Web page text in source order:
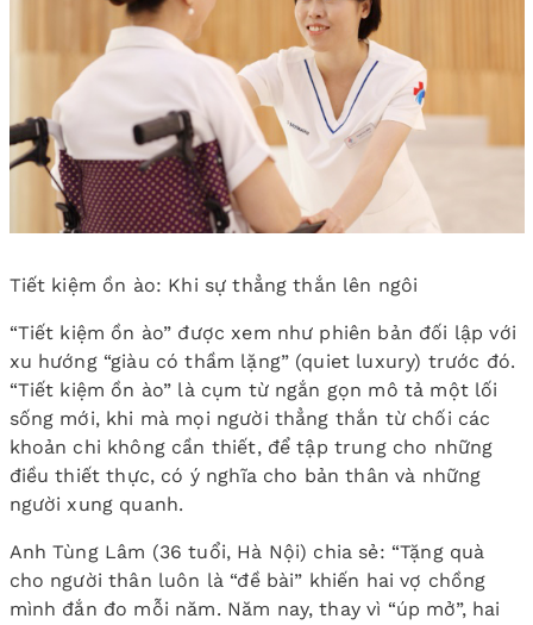
Tiết kiệm ồn ào: Khi sự thẳng thắn lên ngôi
“Tiết kiệm ồn ào” được xem như phiên bản đối lập với
xu hướng “giàu có thầm lặng” (quiet luxury) trước đó.
“Tiết kiệm ồn ào” là cụm từ ngắn gọn mô tả một lối
sống mới, khi mà mọi người thẳng thắn từ chối các
khoản chi không cần thiết, để tập trung cho những
điều thiết thực, có ý nghĩa cho bản thân và những
người xung quanh.
Anh Tùng Lâm (36 tuổi, Hà Nội) chia sẻ: “Tặng quà
cho người thân luôn là “đề bài” khiến hai vợ chồng
mình đắn đo mỗi năm. Năm nay, thay vì “úp mở”, hai